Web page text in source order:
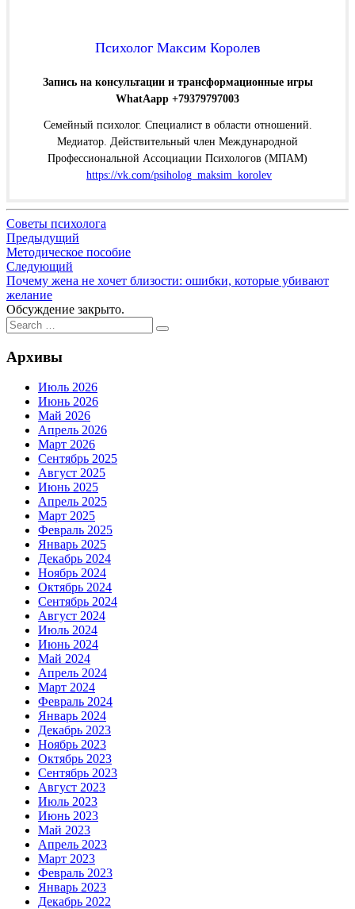
Психолог Максим Королев
Запись на консультации и трансформационные игры
WhatAapp +79379797003
Семейный психолог. Специалист в области отношений.
Медиатор. Действительный член Международной
Профессиональной Ассоциации Психологов (МПАМ)
https://vk.com/psiholog_maksim_korolev
Советы психолога
Навигация
по
записям
Предыдущий
Методическое пособие
Следующий
Почему жена не хочет близости: ошибки, которые убивают
желание
Обсуждение закрыто.
Search
for:
Search
Архивы
Июль 2026
Июнь 2026
Май 2026
Апрель 2026
Март 2026
Сентябрь 2025
Август 2025
Июнь 2025
Апрель 2025
Март 2025
Февраль 2025
Январь 2025
Декабрь 2024
Ноябрь 2024
Октябрь 2024
Сентябрь 2024
Август 2024
Июль 2024
Июнь 2024
Май 2024
Апрель 2024
Март 2024
Февраль 2024
Январь 2024
Декабрь 2023
Ноябрь 2023
Октябрь 2023
Сентябрь 2023
Август 2023
Июль 2023
Июнь 2023
Май 2023
Апрель 2023
Март 2023
Февраль 2023
Январь 2023
Декабрь 2022